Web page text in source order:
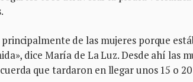
de las mujeres porque
dice María de La Luz. Desde ahí las
que tardaron en llegar unos 15 o